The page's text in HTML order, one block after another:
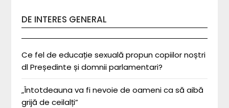
DE INTERES GENERAL
Ce fel de educație sexuală propun copiilor noștri
dl Președinte și domnii parlamentari?
„Întotdeauna va fi nevoie de oameni ca să aibă
grijă de ceilalți”